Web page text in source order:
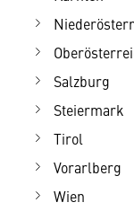
Salzburg
Steiermark
Tirol
Vorarlberg
Wien